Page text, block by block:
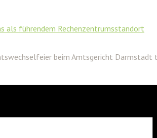
als führendem Rechenzentrumsstandort
beim Amtsgericht Darmstadt